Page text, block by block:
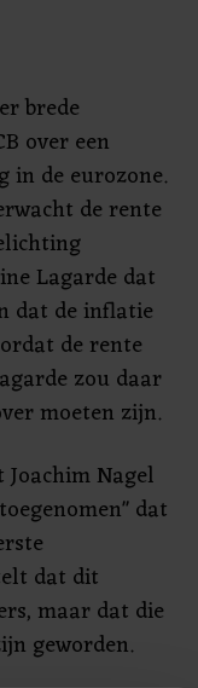
brede
over een
in de eurozone.
de rente
Lagarde dat
dat de inflatie
de rente
zou daar
moeten zijn.
Nagel
dat
dat dit
maar dat die
geworden.